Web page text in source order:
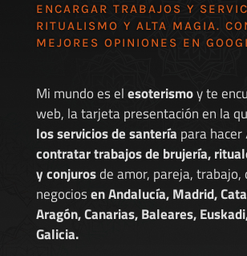
ENCARGAR TRABAJOS Y
RITUALISMO Y ALTA MAGIA.
MEJORES OPINIONES EN
Mi mundo es elesoterismoy te
web, la tarjeta presentación en la
los servicios de santería para
contratar trabajos de brujería,
y conjurosde amor, pareja, trabajo,
negociosen Andalucía, Madrid,
Aragón, Canarias, Baleares,
Galicia.